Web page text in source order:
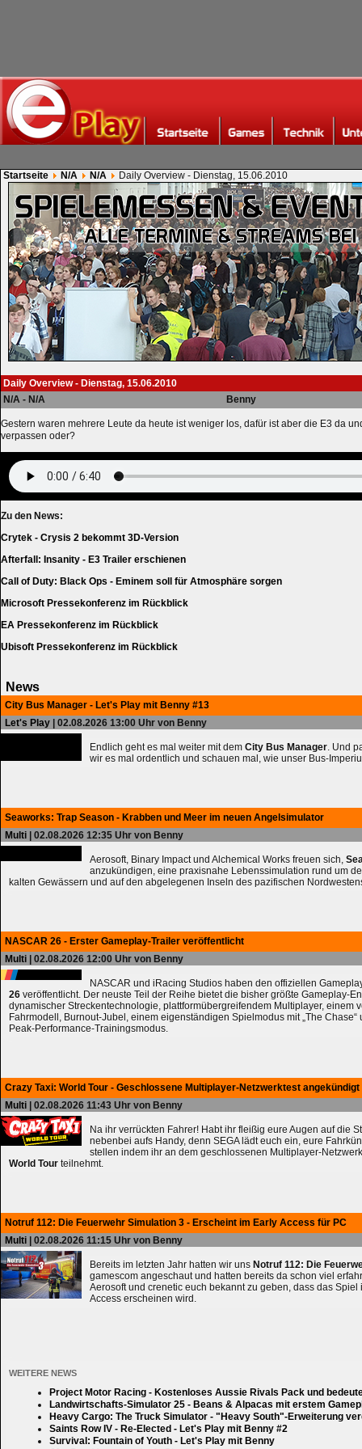
Startseite N/A N/A Daily Overview - Dienstag, 15.06.2010
Daily Overview - Dienstag, 15.06.2010
N/A - N/A
Benny
Gestern waren mehrere Leute da heute ist weniger los, dafür ist aber die E3 da
verpassen oder?
Zu den News:
Crytek - Crysis 2 bekommt 3D-Version
Afterfall: Insanity - E3 Trailer erschienen
Call of Duty: Black Ops - Eminem soll für Atmosphäre sorgen
Microsoft Pressekonferenz im Rückblick
EA Pressekonferenz im Rückblick
Ubisoft Pressekonferenz im Rückblick
News
City Bus Manager - Let's Play mit Benny #13
Let's Play | 02.08.2026 13:00 Uhr von Benny
Endlich geht es mal weiter mit dem City Bus Manager. Und
wir es mal ordentlich und schauen mal, wie unser Bus-
Seaworks: Trap Season - Krabben und Meer im neuen Angelsimulator
Multi | 02.08.2026 12:35 Uhr von Benny
Aerosoft, Binary Impact und Alchemical Works freuen sich,
anzukündigen, eine praxisnahe Lebenssimulation rund um
kalten Gewässern und auf den abgelegenen Inseln des pazifischen
NASCAR 26 - Erster Gameplay-Trailer veröffentlicht
Multi | 02.08.2026 12:00 Uhr von Benny
NASCAR und iRacing Studios haben den offiziellen
26 veröffentlicht. Der neuste Teil der Reihe bietet die bisher größte Gameplay-
dynamischer Streckentechnologie, plattformübergreifendem Multiplayer, einem
Fahrmodell, Burnout-Jubel, einem eigenständigen Spielmodus mit „The
Peak-Performance-Trainingsmodus.
Crazy Taxi: World Tour - Geschlossene Multiplayer-Netzwerktest angekündigt
Multi | 02.08.2026 11:43 Uhr von Benny
Na ihr verrückten Fahrer! Habt ihr fleißig eure Augen auf die
nebenbei aufs Handy, denn SEGA lädt euch ein, eure
stellen indem ihr an dem geschlossenen Multiplayer-
World Tour teilnehmt.
Notruf 112: Die Feuerwehr Simulation 3 - Erscheint im Early Access für PC
Multi | 02.08.2026 11:15 Uhr von Benny
Bereits im letzten Jahr hatten wir uns Notruf 112: Die
gamescom angeschaut und hatten bereits da schon viel
Aerosoft und crenetic euch bekannt zu geben, dass das Spiel
Access erscheinen wird.
WEITERE NEWS
Project Motor Racing - Kostenloses Aussie Rivals Pack und
Landwirtschafts-Simulator 25 - Beans & Alpacas mit erstem
Heavy Cargo: The Truck Simulator - "Heavy South"-Erweiterung
Saints Row IV - Re-Elected - Let's Play mit Benny #2
Survival: Fountain of Youth - Let's Play mit Benny